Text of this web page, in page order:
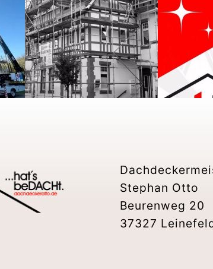
Stephan Otto
Beurenweg 20
37327